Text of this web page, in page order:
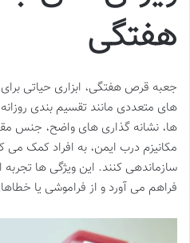
هفتگی
جعبه قرص هفتگی، ابزاری حیاتی
های متعددی مانند تقسیم بندی
ها، نشانه گذاری های واضح، جنس
مکانیزم درب ایمن، به افراد کمک می
سازماندهی کنند. این ویژگی ها تجربه
فراهم می آورد و از فراموشی یا